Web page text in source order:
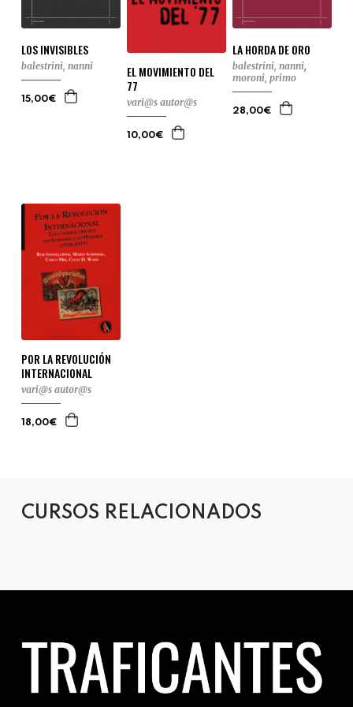
LOS INVISIBLES
balestrini, nanni
15,00€
EL MOVIMIENTO DEL
77
vari@s autor@s
10,00€
LA HORDA DE ORO
balestrini, nanni,
moroni, primo
28,00€
POR LA REVOLUCIÓN
INTERNACIONAL
vari@s autor@s
18,00€
CURSOS RELACIONADOS